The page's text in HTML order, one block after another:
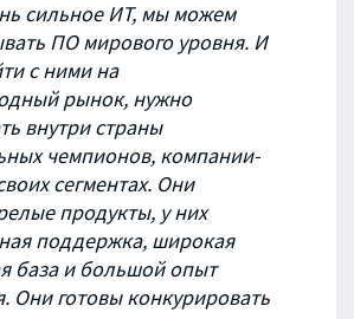
сильное ИТ, мы можем
ПО мирового уровня. И
с ними на
рынок, нужно
внутри страны
чемпионов, компании-
сегментах. Они
продукты, у них
поддержка, широкая
база и большой опыт
Они готовы конкурировать